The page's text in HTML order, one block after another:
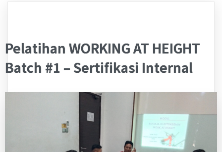
Pelatihan WORKING AT HEIGHT
Batch #1 – Sertifikasi Internal